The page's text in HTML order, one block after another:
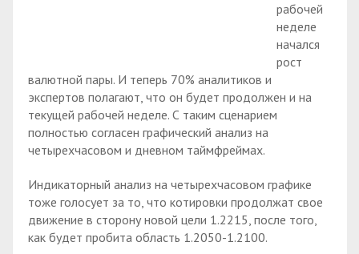
рабочей
неделе
начался
рост
валютной пары. И теперь 70% аналитиков и
экспертов полагают, что он будет продолжен и на
текущей рабочей неделе. С таким сценарием
полностью согласен графический анализ на
четырехчасовом и дневном таймфреймах.
Индикаторный анализ на четырехчасовом графике
тоже голосует за то, что котировки продолжат свое
движение в сторону новой цели 1.2215, после того,
как будет пробита область 1.2050-1.2100.